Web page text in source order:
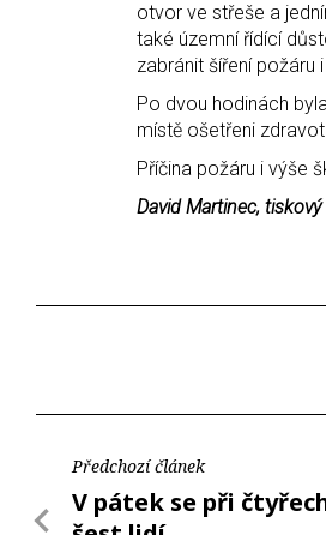
otvor ve střeše a
také územní řídící
zabránit šíření požáru
Po dvou hodinách
místě ošetřeni
Příčina požáru i výše
David Martinec,
Předchozí článek
V pátek se při